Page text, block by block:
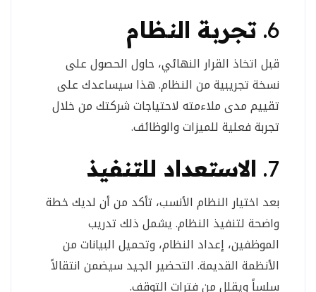
6. تجربة النظام
قبل اتخاذ القرار النهائي، حاول الحصول على
نسخة تجريبية من النظام. هذا سيساعدك على
تقييم مدى ملاءمته لاحتياجات شركتك من خلال
تجربة فعلية للميزات والوظائف.
7. الاستعداد للتنفيذ
بعد اختيار النظام الأنسب، تأكد من أن لديك خطة
واضحة لتنفيذ النظام. يشمل ذلك تدريب
الموظفين، إعداد النظام، وتحميل البيانات من
الأنظمة القديمة. التحضير الجيد سيضمن انتقالاً
سلساً ويقلل من فترات التوقف.